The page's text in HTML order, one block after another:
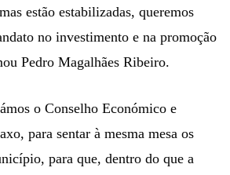
estão estabilizadas, queremos
no investimento e na promoção
Pedro Magalhães Ribeiro.
o Conselho Económico e
para sentar à mesma mesa os
para que, dentro do que a